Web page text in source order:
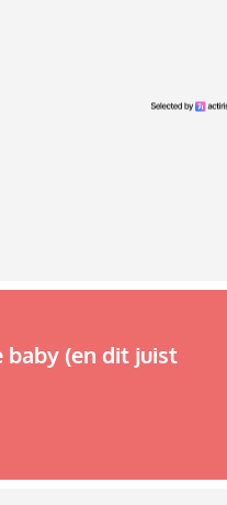
baby (en dit juist